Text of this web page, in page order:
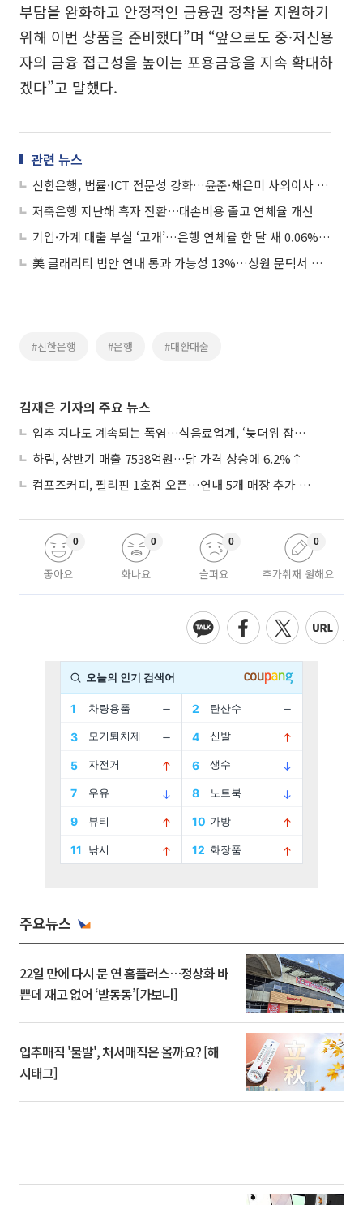
부담을 완화하고 안정적인 금융권 정착을 지원하기
위해 이번 상품을 준비했다”며 “앞으로도 중·저신용
자의 금융 접근성을 높이는 포용금융을 지속 확대하
겠다”고 말했다.
관련 뉴스
신한은행, 법률·ICT 전문성 강화…윤준·채은미 사외이사 추천
저축은행 지난해 흑자 전환⋯대손비용 줄고 연체율 개선
기업·가계 대출 부실 ‘고개’…은행 연체율 한 달 새 0.06%p↑
美 클래리티 법안 연내 통과 가능성 13%…상원 문턱서 제동
#신한은행 #은행 #대환대출
김재은 기자의 주요 뉴스
입추 지나도 계속되는 폭염…식음료업계, ‘늦더위 잡기’ 전력 투구
하림, 상반기 매출 7538억원…닭 가격 상승에 6.2%↑
컴포즈커피, 필리핀 1호점 오픈…연내 5개 매장 추가 출점
좋아요
0
화나요
0
슬퍼요
0
추가취재 원해요
0
주요뉴스
22일 만에 다시 문 연 홈플러스…정상화 바
쁜데 재고 없어 ‘발동동’[가보니]
입추매직 '불발', 처서매직은 올까요? [해
시태그]